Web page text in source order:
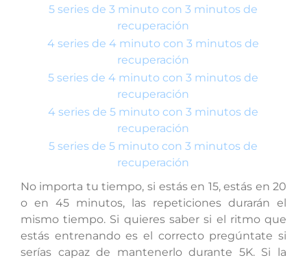
5 series de 3 minuto con 3 minutos de
recuperación
4 series de 4 minuto con 3 minutos de
recuperación
5 series de 4 minuto con 3 minutos de
recuperación
4 series de 5 minuto con 3 minutos de
recuperación
5 series de 5 minuto con 3 minutos de
recuperación
No importa tu tiempo, si estás en 15, estás en 20
o en 45 minutos, las repeticiones durarán el
mismo tiempo. Si quieres saber si el ritmo que
estás entrenando es el correcto pregúntate si
serías capaz de mantenerlo durante 5K. Si la